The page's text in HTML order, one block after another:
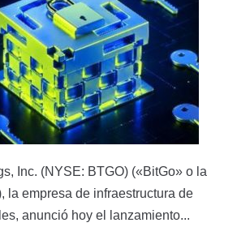
Inc. (NYSE: BTGO) («BitGo» o la
la empresa de infraestructura de
anunció hoy el lanzamiento...